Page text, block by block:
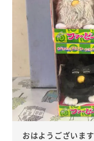
おはようございま